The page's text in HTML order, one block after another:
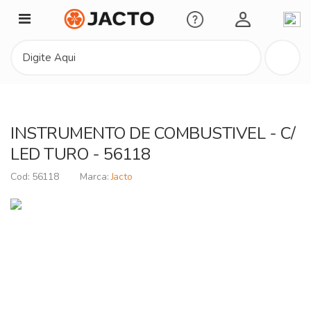
Minha Conta
INSTRUMENTO DE COMBUSTIVEL - C/
LED TURO - 56118
56118 Jacto